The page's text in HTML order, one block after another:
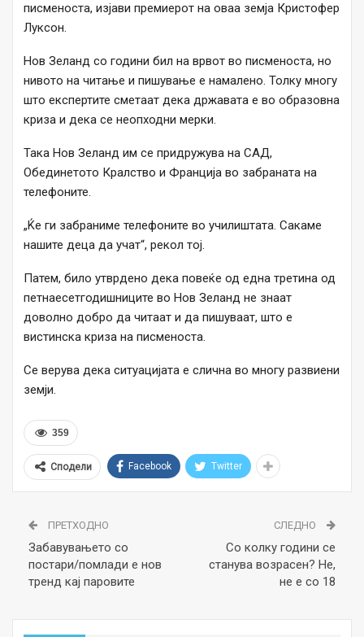
писменоста, изјави премиерот на оваа земја Кристофер
Луксон.
Нов Зеланд со години бил на врвот во писменоста, но
нивото на читање и пишување е намалено. Толку многу
што експертите сметаат дека државата е во образовна
криза и дека се неопходни мерки.
Така Нов Зеланд им се придружува на САД,
Обединетото Кралство и Франција во забраната на
телефоните.
„Ќе ги забраниме телефоните во училиштата. Сакаме
нашите деца да учат“, рекол тој.
Патем, било утврдено дека повеќе од една третина од
петнаесетгодишниците во Нов Зеланд не знаат
доволно добро да читаат и да пишуваат, што е
вистинска криза на писменоста.
Се верува дека ситуацијата е слична во многу развиени
земји.
359
Сподели Facebook Twitter
ПРЕТХОДНО
Забавувањето со
постари/помлади е нов
тренд кај паровите
СЛЕДНО
Со колку години се
станува возрасен? Не,
не е со 18